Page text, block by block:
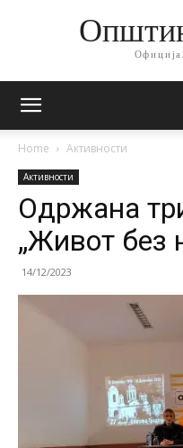
Home Активности
Активности
Одржана
„Живот без
14/12/2023